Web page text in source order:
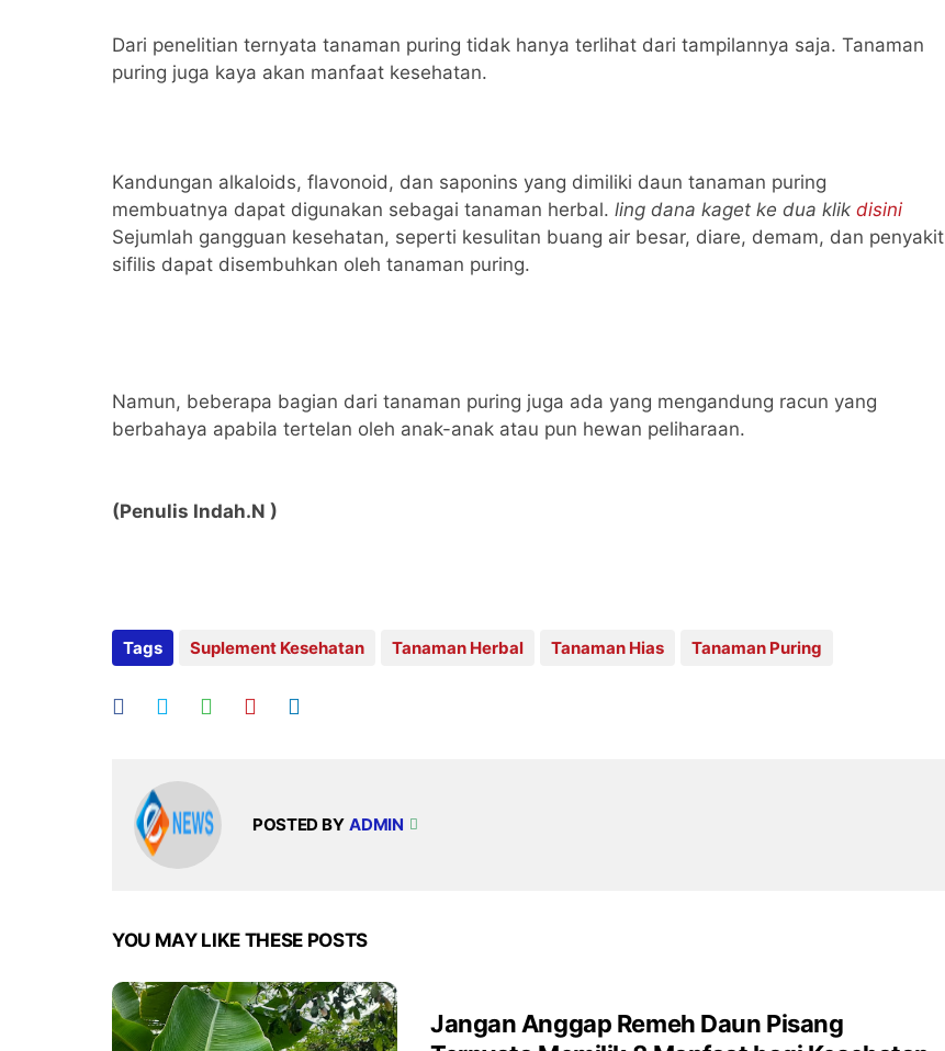
Dari penelitian ternyata tanaman puring tidak hanya terlihat dari tampilannya saja. Tanaman
puring juga kaya akan manfaat kesehatan.
Kandungan alkaloids, flavonoid, dan saponins yang dimiliki daun tanaman puring
membuatnya dapat digunakan sebagai tanaman herbal. ling dana kaget ke dua klik disini
Sejumlah gangguan kesehatan, seperti kesulitan buang air besar, diare, demam, dan penyakit
sifilis dapat disembuhkan oleh tanaman puring.
Namun, beberapa bagian dari tanaman puring juga ada yang mengandung racun yang
berbahaya apabila tertelan oleh anak-anak atau pun hewan peliharaan.
(Penulis Indah.N )
Tags Suplement Kesehatan Tanaman Herbal Tanaman Hias Tanaman Puring
POSTED BY ADMIN
YOU MAY LIKE THESE POSTS
Jangan Anggap Remeh Daun Pisang